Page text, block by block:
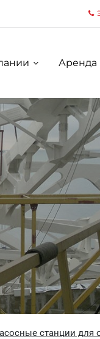
Аренда
станции для